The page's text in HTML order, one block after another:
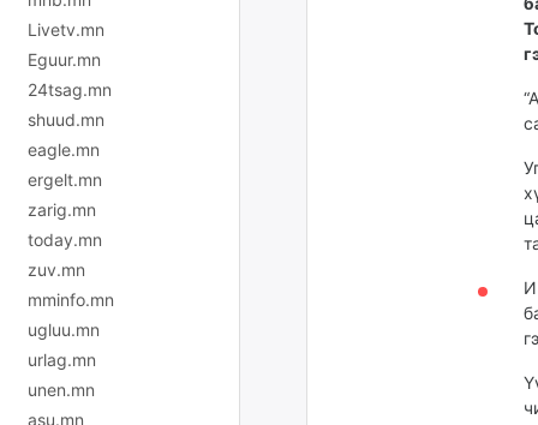
Livetv.mn
Eguur.mn
24tsag.mn
shuud.mn
eagle.mn
ergelt.mn
zarig.mn
today.mn
zuv.mn
mminfo.mn
ugluu.mn
urlag.mn
unen.mn
asu.mn